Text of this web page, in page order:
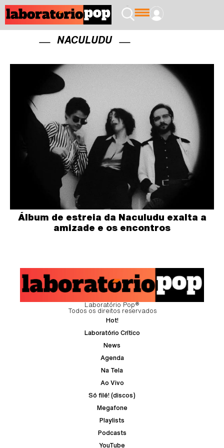
NACULUDU
Álbum de estreia da Naculudu exalta a
amizade e os encontros
Laboratório Pop®
Todos os direitos reservados
Hot!
Laboratório Crítico
News
Agenda
Na Tela
Ao Vivo
Só filé! (discos)
Megafone
Playlists
Podcasts
YouTube